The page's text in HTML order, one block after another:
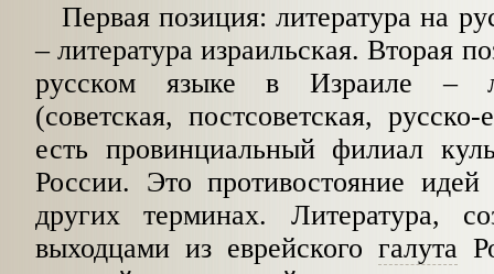
Первая позиция: литература на
–литература израильская. Вторая
русском языке в Израиле–
(советская, постсоветская,
есть провинциальный филиал
России. Это противостояние
других терминах. Литература,
выходцами из еврейского галута